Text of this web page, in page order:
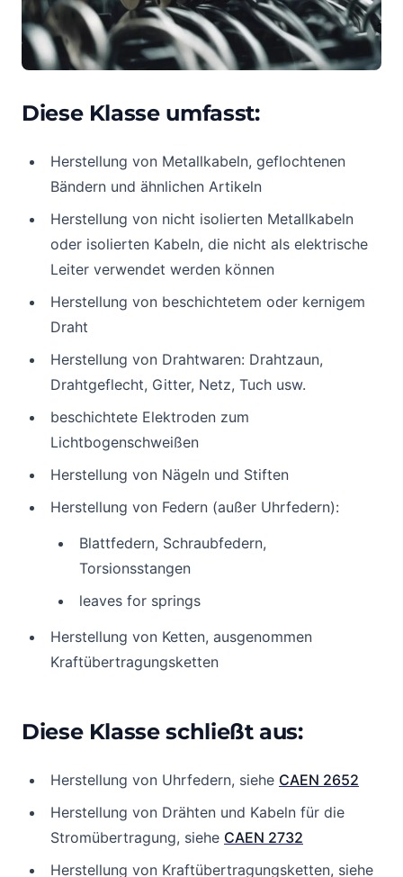
Diese Klasse umfasst:
Herstellung von Metallkabeln, geflochtenen
Bändern und ähnlichen Artikeln
Herstellung von nicht isolierten Metallkabeln
oder isolierten Kabeln, die nicht als elektrische
Leiter verwendet werden können
Herstellung von beschichtetem oder kernigem
Draht
Herstellung von Drahtwaren: Drahtzaun,
Drahtgeflecht, Gitter, Netz, Tuch usw.
beschichtete Elektroden zum
Lichtbogenschweißen
Herstellung von Nägeln und Stiften
Herstellung von Federn (außer Uhrfedern):
Blattfedern, Schraubfedern,
Torsionsstangen
leaves for springs
Herstellung von Ketten, ausgenommen
Kraftübertragungsketten
Diese Klasse schließt aus:
Herstellung von Uhrfedern, siehe CAEN 2652
Herstellung von Drähten und Kabeln für die
Stromübertragung, siehe CAEN 2732
Herstellung von Kraftübertragungsketten, siehe